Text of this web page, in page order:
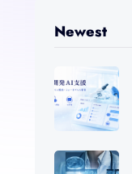
Newest